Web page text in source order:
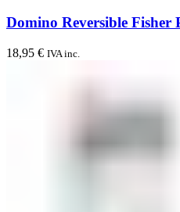
Domino Reversible Fisher
18,95 € IVA inc.